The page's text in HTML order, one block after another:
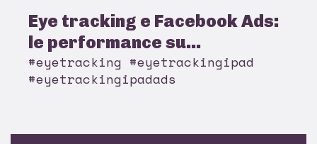
Eye tracking e Facebook Ads:
le performance su...
#eyetracking #eyetrackingipad
#eyetrackingipadads